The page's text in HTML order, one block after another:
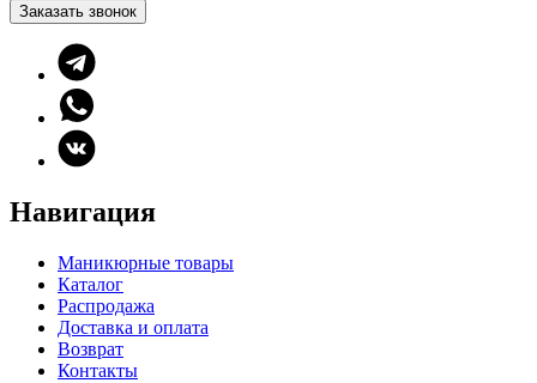
Заказать звонок
Навигация
Маникюрные товары
Каталог
Распродажа
Доставка и оплата
Возврат
Контакты